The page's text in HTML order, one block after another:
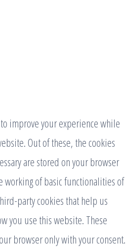
improve your experience while
Out of these, the cookies
are stored on your browser
working of basic functionalities of
party cookies that help us
you use this website. These
browser only with your consent.